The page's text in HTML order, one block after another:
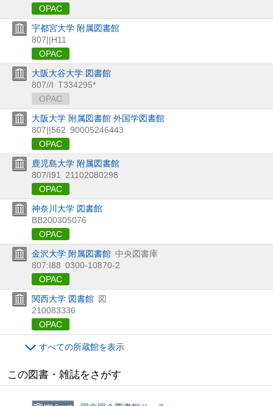
OPAC
宇都宮大学 附属図書館
807||H11
OPAC
大阪大谷大学 図書館
807//I T334295*
OPAC
大阪大学 附属図書館 外国学図書館
807||562 90005246443
OPAC
鹿児島大学 附属図書館
807/I91
21102080298
OPAC
神奈川大学 図書館
BB200305076
OPAC
金沢大学 附属図書館 中央図書庫
807:I88 0300-10870-2
OPAC
関西大学 図書館 図
210083336
OPAC
すべての所蔵館を表示
この図書・雑誌をさがす